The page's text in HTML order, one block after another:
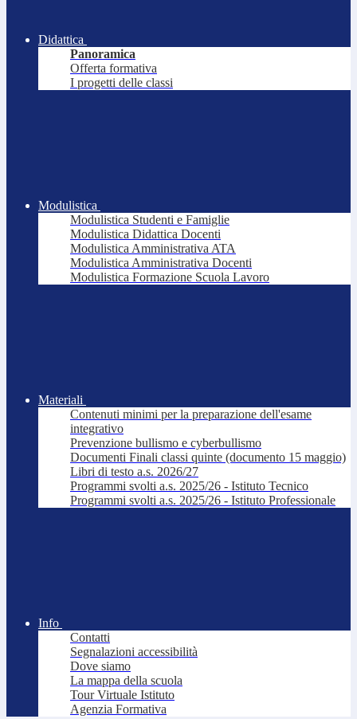
Didattica
Panoramica
Offerta formativa
I progetti delle classi
Modulistica
Modulistica Studenti e Famiglie
Modulistica Didattica Docenti
Modulistica Amministrativa ATA
Modulistica Amministrativa Docenti
Modulistica Formazione Scuola Lavoro
Materiali
Contenuti minimi per la preparazione dell'esame
integrativo
Prevenzione bullismo e cyberbullismo
Documenti Finali classi quinte (documento 15 maggio)
Libri di testo a.s. 2026/27
Programmi svolti a.s. 2025/26 - Istituto Tecnico
Programmi svolti a.s. 2025/26 - Istituto Professionale
Info
Contatti
Segnalazioni accessibilità
Dove siamo
La mappa della scuola
Tour Virtuale Istituto
Agenzia Formativa